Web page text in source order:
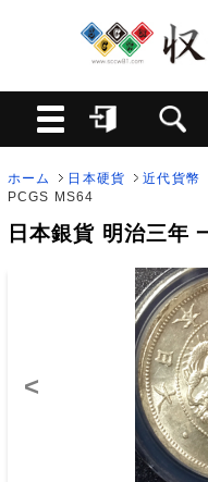
ホーム 日本硬貨 近代貨幣
PCGS MS64
日本銀貨 明治三年
<